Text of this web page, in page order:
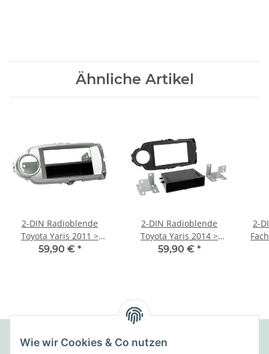
Ähnliche Artikel
2-DIN Radioblende
Toyota Yaris 2011 >
silber
59,90 € *
2-DIN Radioblende
Toyota Yaris 2014 >
schwarz
59,90 € *
2-
Wie wir Cookies & Co nutzen